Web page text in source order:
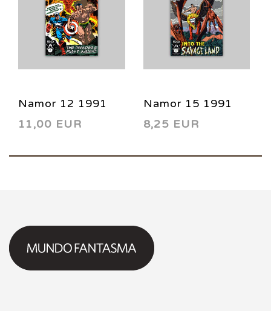
Namor 12 1991
11,00 EUR
Namor 15 1991
8,25 EUR